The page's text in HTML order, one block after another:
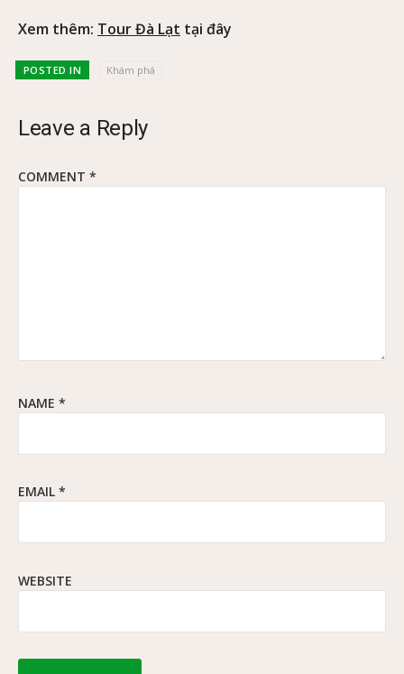
Xem thêm: Tour Đà Lạt tại đây
POSTED IN Khám phá
Leave a Reply
COMMENT *
NAME *
EMAIL *
WEBSITE